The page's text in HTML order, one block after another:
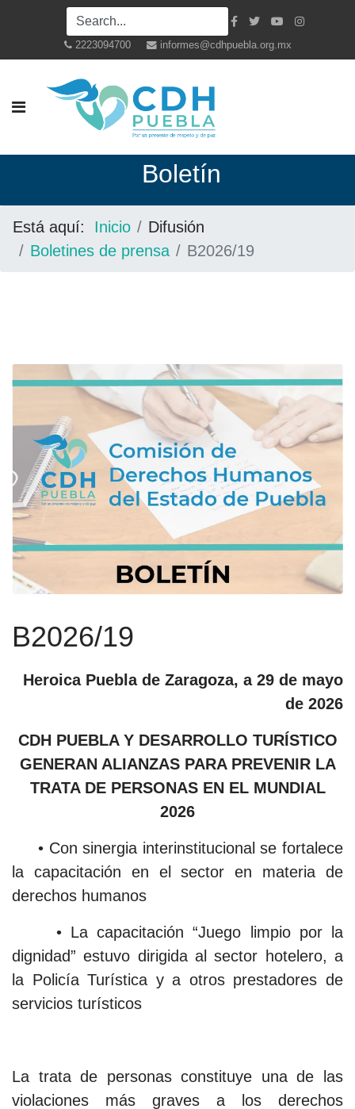
2223094700 informes@cdhpuebla.org.mx
Boletín
Está aquí: Inicio
Difusión
Boletines de prensa
B2026/19
B2026/19
Heroica Puebla de Zaragoza, a 29 de mayo
de 2026
CDH PUEBLA Y DESARROLLO TURÍSTICO
GENERAN ALIANZAS PARA PREVENIR LA
TRATA DE PERSONAS EN EL MUNDIAL
2026
• Con sinergia interinstitucional se fortalece
la capacitación en el sector en materia de
derechos humanos
• La capacitación “Juego limpio por la
dignidad” estuvo dirigida al sector hotelero, a
la Policía Turística y a otros prestadores de
servicios turísticos
La trata de personas constituye una de las
violaciones más graves a los derechos